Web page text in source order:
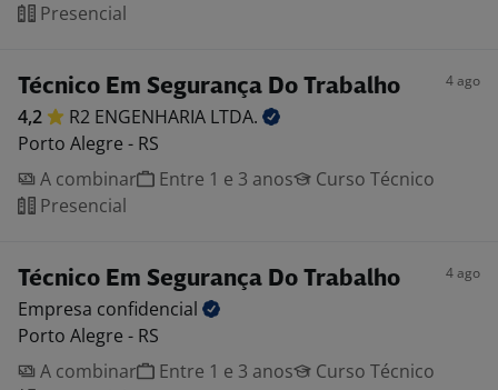
Presencial
Técnico Em Segurança Do Trabalho 4 ago
4,2 R2 ENGENHARIA LTDA.
Porto Alegre - RS
A combinar
Entre 1 e 3 anos
Curso Técnico
Presencial
Técnico Em Segurança Do Trabalho 4 ago
Empresa confidencial
Porto Alegre - RS
A combinar
Entre 1 e 3 anos
Curso Técnico